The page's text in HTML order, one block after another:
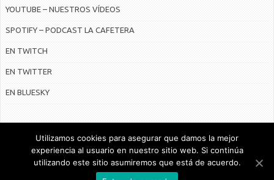
YOUTUBE – NUESTROS VÍDEOS
SPOTIFY – PODCAST LA CAFETERA
EN TWITCH
EN TWITTER
EN BLUESKY
© Radiocable en Internet S.L.
Utilizamos cookies para asegurar que damos la mejor
experiencia al usuario en nuestro sitio web. Si continúa
utilizando este sitio asumiremos que está de acuerdo.